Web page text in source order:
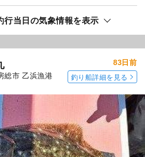
行当日の気象情報を表示
総市 乙浜漁港
83日前
釣り船詳細を見る